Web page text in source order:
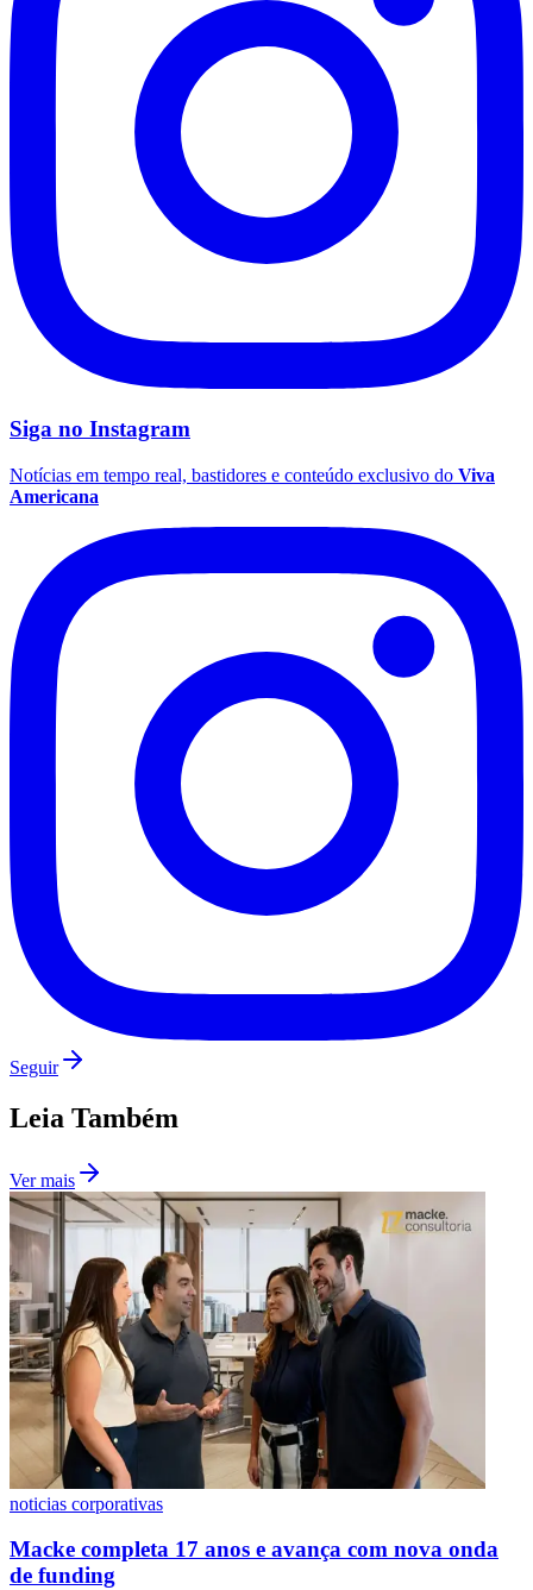
Siga no Instagram
Notícias em tempo real, bastidores e conteúdo exclusivo do Viva
Americana
Seguir
Leia Também
Ver mais
noticias corporativas
Macke completa 17 anos e avança com nova onda
de funding